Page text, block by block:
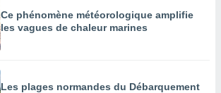
Ce phénomène météorologique amplifie
les vagues de chaleur marines
Les plages normandes du Débarquement